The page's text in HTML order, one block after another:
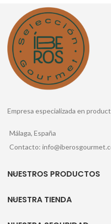
Empresa especializada en
Málaga, España
Contacto:
NUESTROS PRODUCTOS
NUESTRA TIENDA